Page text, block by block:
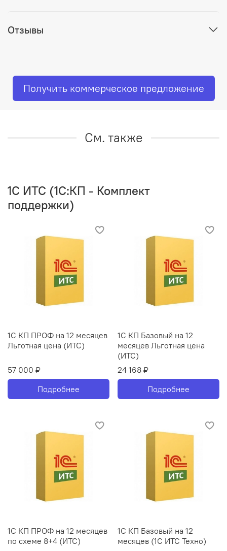
Отзывы
Получить коммерческое предложение
См. также
1C ИТС (1С:КП - Комплект
поддержки)
1С КП ПРОФ на 12 месяцев
Льготная цена (ИТС)
57 000 ₽
Подробнее
1С КП Базовый на 12
месяцев Льготная цена
(ИТС)
24 168 ₽
Подробнее
1С КП ПРОФ на 12 месяцев
по схеме 8+4 (ИТС)
1С КП Базовый на 12
месяцев (1С ИТС Техно)